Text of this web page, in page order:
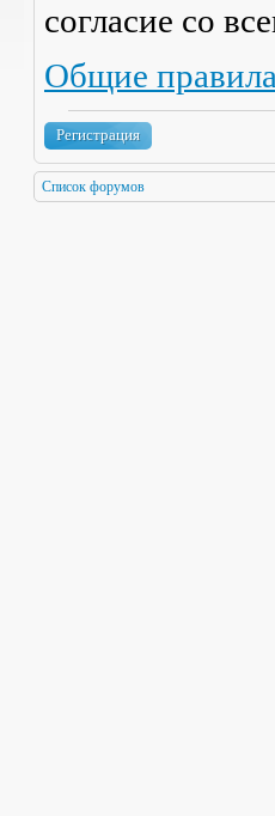
согласие со
Общие правила
Регистрация
Список форумов